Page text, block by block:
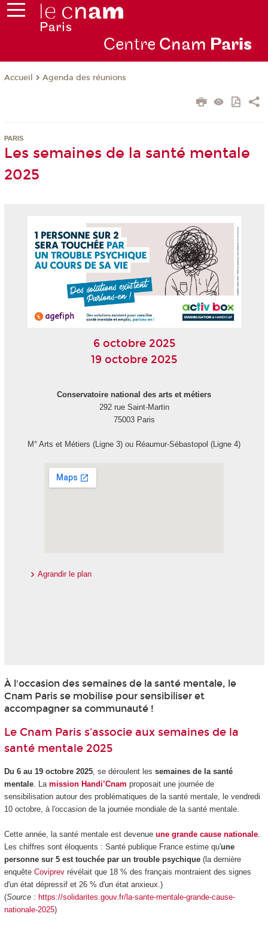
Centre Cnam Paris
Accueil Agenda des réunions
PARIS
Les semaines de la santé mentale
2025
6 octobre 2025
19 octobre 2025
Conservatoire national des arts et métiers
292 rue Saint-Martin
75003 Paris
M° Arts et Métiers (Ligne 3) ou Réaumur-Sébastopol (Ligne 4)
Agrandir le plan
À l'occasion des semaines de la santé mentale, le
Cnam Paris se mobilise pour sensibiliser et
accompagner sa communauté !
Le Cnam Paris s'associe aux semaines de la
santé mentale 2025
Du 6 au 19 octobre 2025, se déroulent les semaines de la santé
mentale. La mission Handi’Cnam proposait une journée de
sensibilisation autour des problématiques de la santé mentale, le vendredi
10 octobre, à l'occasion de la journée mondiale de la santé mentale.
Cette année, la santé mentale est devenue une grande cause nationale.
Les chiffres sont éloquents : Santé publique France estime qu'une
personne sur 5 est touchée par un trouble psychique (la dernière
enquête Coviprevrévélait que 18 % des français montraient des signes
d'un état dépressif et 26 % d'un état anxieux.)
(Source: https://solidarites.gouv.fr/la-sante-mentale-grande-cause-
nationale-2025)